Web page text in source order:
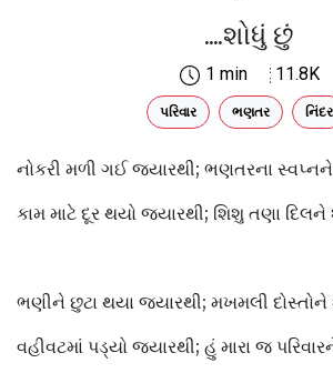
....શોધું છું
1 min 11.8K
પરિવાર ભણતર નિંદર
નોકરી મળી ગઈ જ્યારથી; ભણતરના
કામ માટે દૂર થયો જ્યારથી; શિશુ તણા દિલને
ભણીને છુટા થયા જ્યારથી; મખમલી દોસ્તોને
વહીવટમાં પડ્યો જ્યારથી; હું મારા જ